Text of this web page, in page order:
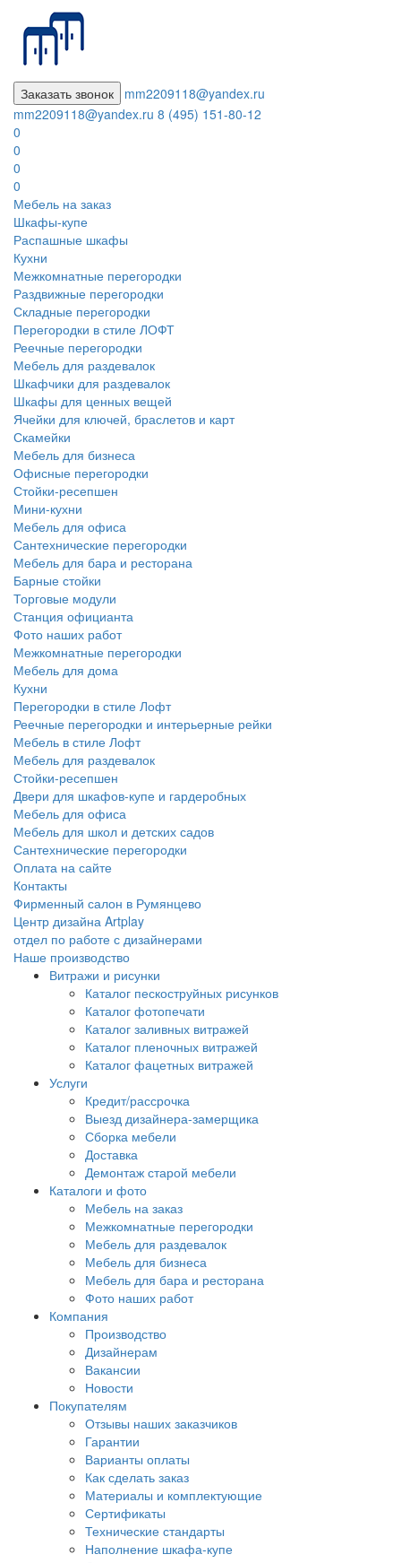
Заказать звонок
mm2209118@yandex.ru
mm2209118@yandex.ru 8 (495) 151-80-12
0
0
0
0
Мебель на заказ
Шкафы-купе
Распашные шкафы
Кухни
Межкомнатные перегородки
Раздвижные перегородки
Складные перегородки
Перегородки в стиле ЛОФТ
Реечные перегородки
Мебель для раздевалок
Шкафчики для раздевалок
Шкафы для ценных вещей
Ячейки для ключей, браслетов и карт
Скамейки
Мебель для бизнеса
Офисные перегородки
Стойки-ресепшен
Мини-кухни
Мебель для офиса
Сантехнические перегородки
Мебель для бара и ресторана
Барные стойки
Торговые модули
Станция официанта
Фото наших работ
Межкомнатные перегородки
Мебель для дома
Кухни
Перегородки в стиле Лофт
Реечные перегородки и интерьерные рейки
Мебель в стиле Лофт
Мебель для раздевалок
Стойки-ресепшен
Двери для шкафов-купе и гардеробных
Мебель для офиса
Мебель для школ и детских садов
Сантехнические перегородки
Оплата на сайте
Контакты
Фирменный салон в Румянцево
Центр дизайна Artplay
отдел по работе с дизайнерами
Наше производство
Витражи и рисунки
Каталог пескоструйных рисунков
Каталог фотопечати
Каталог заливных витражей
Каталог пленочных витражей
Каталог фацетных витражей
Услуги
Кредит/рассрочка
Выезд дизайнера-замерщика
Сборка мебели
Доставка
Демонтаж старой мебели
Каталоги и фото
Мебель на заказ
Межкомнатные перегородки
Мебель для раздевалок
Мебель для бизнеса
Мебель для бара и ресторана
Фото наших работ
Компания
Производство
Дизайнерам
Вакансии
Новости
Покупателям
Отзывы наших заказчиков
Гарантии
Варианты оплаты
Как сделать заказ
Материалы и комплектующие
Сертификаты
Технические стандарты
Наполнение шкафа-купе